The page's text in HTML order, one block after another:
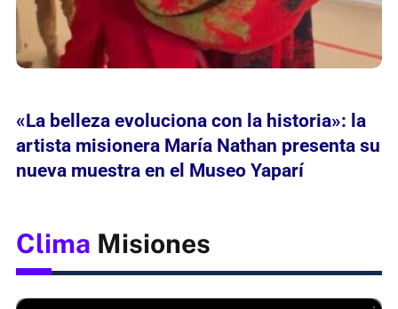
«La belleza evoluciona con la historia»: la
artista misionera María Nathan presenta su
nueva muestra en el Museo Yaparí
Clima Misiones